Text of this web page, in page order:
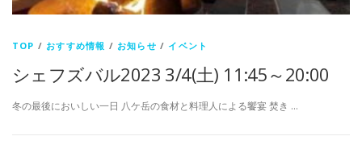
TOP / おすすめ情報 / お知らせ /イベント
シェフズバル2023 3/4(土) 11:45～20:00
冬の最後においしい一日 八ケ岳の食材と料理人による饗宴 焚き …